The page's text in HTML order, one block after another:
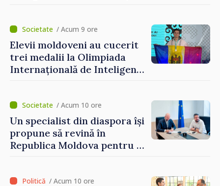
Grosu: „Este important să
depășim blocajele și să dăm o
șansă localităților să se
dezvolte”
/ Acum 9 ore
Elevii moldoveni au cucerit
trei medalii la Olimpiada
Internațională de Inteligență
/ Acum 10 ore
Un specialist din diaspora își
propune să revină în
Republica Moldova pentru a
/ Acum 10 ore